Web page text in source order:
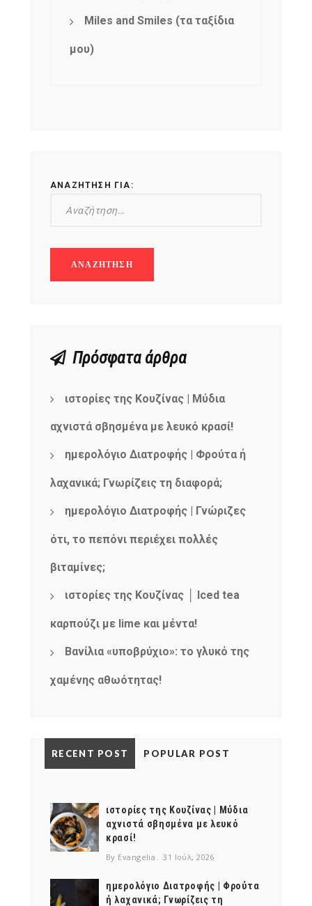
Miles and Smiles (τα ταξίδια
μου)
ΑΝΑΖΉΤΗΣΗ ΓΙΑ:
Πρόσφατα άρθρα
ιστορίες της Κουζίνας | Μύδια
αχνιστά σβησμένα με λευκό κρασί!
ημερολόγιο Διατροφής | Φρούτα ή
λαχανικά; Γνωρίζεις τη διαφορά;
ημερολόγιο Διατροφής | Γνώριζες
ότι, το πεπόνι περιέχει πολλές
βιταμίνες;
ιστορίες της Κουζίνας │ Iced tea
καρπούζι με lime και μέντα!
Βανίλια «υποβρύχιο»: το γλυκό της
χαμένης αθωότητας!
RECENT POST POPULAR POST
ιστορίες της Κουζίνας | Μύδια
αχνιστά σβησμένα με λευκό
κρασί!
By Evangelia 31 Ιούλ, 2026
ημερολόγιο Διατροφής | Φρούτα
ή λαχανικά; Γνωρίζεις τη